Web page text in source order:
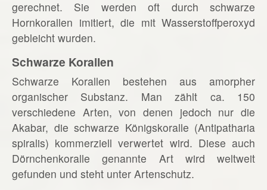
gerechnet. Sie werden oft durch schwarze
Hornkorallen imitiert, die mit Wasserstoffperoxyd
gebleicht wurden.
Schwarze Korallen
Schwarze Korallen bestehen aus amorpher
organischer Substanz. Man zählt ca. 150
verschiedene Arten, von denen jedoch nur die
Akabar, die schwarze Königskoralle (Antipatharia
spiralis) kommerziell verwertet wird. Diese auch
Dörnchenkoralle genannte Art wird weltweit
gefunden und steht unter Artenschutz.